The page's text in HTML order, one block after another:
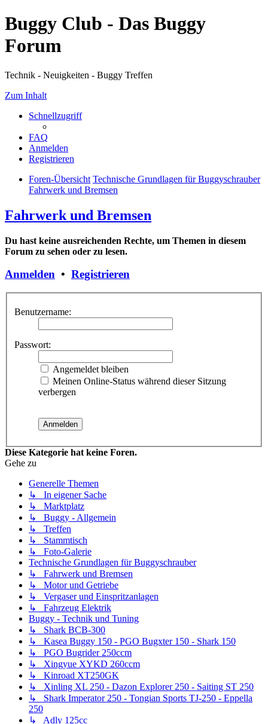
Buggy Club - Das Buggy
Forum
Technik - Neuigkeiten - Buggy Treffen
Zum Inhalt
Schnellzugriff
FAQ
Anmelden
Registrieren
Foren-Übersicht Technische Grundlagen für Buggyschrauber
Fahrwerk und Bremsen
Fahrwerk und Bremsen
Du hast keine ausreichenden Rechte, um Themen in diesem
Forum zu sehen oder zu lesen.
Anmelden • Registrieren
Benutzername:
Passwort:
Angemeldet bleiben
Meinen Online-Status während dieser Sitzung
verbergen
Diese Kategorie hat keine Foren.
Gehe zu
Generelle Themen
↳ In eigener Sache
↳ Marktplatz
↳ Buggy - Allgemein
↳ Treffen
↳ Stammtisch
↳ Foto-Galerie
Technische Grundlagen für Buggyschrauber
↳ Fahrwerk und Bremsen
↳ Motor und Getriebe
↳ Vergaser und Einspritzanlagen
↳ Fahrzeug Elektrik
Buggy - Technik und Tuning
↳ Shark BCB-300
↳ Kasea Buggy 150 - PGO Bugxter 150 - Shark 150
↳ PGO Bugrider 250ccm
↳ Xingyue XYKD 260ccm
↳ Kinroad XT250GK
↳ Xinling XL 250 - Dazon Explorer 250 - Saiting ST 250
↳ Shark Imperator 250 - Tongian Sports TJ-250 - Eppella
250
↳ Adly 125cc